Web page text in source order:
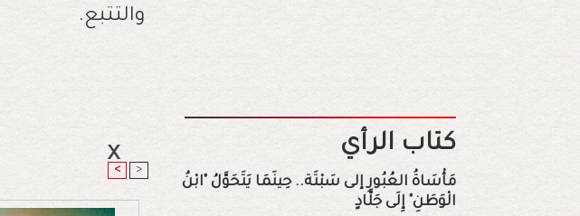
والتتبع.
< >
كتاب الرأي
مَأْسَاةُ العُبُورِ إلى سَبْتَة.. حِينَمَا يَتَحَوَّلُ "ابْنُ
الْوَطَنِ" إِلَى جَلَّادٍ